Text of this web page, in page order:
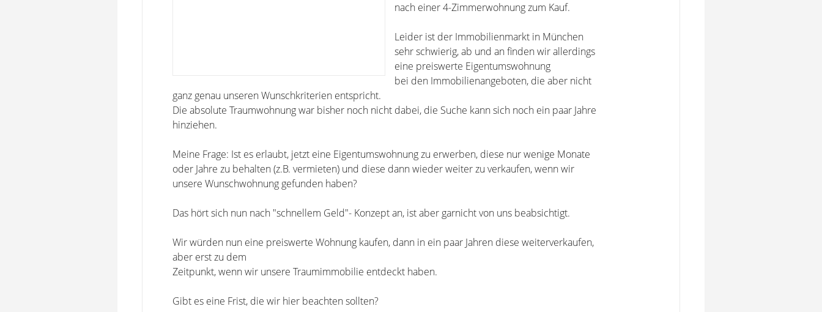
nach einer 4-Zimmerwohnung zum Kauf.
Leider ist der Immobilienmarkt in München
sehr schwierig, ab und an finden wir allerdings
eine preiswerte Eigentumswohnung
bei den Immobilienangeboten, die aber nicht
ganz genau unseren Wunschkriterien entspricht.
Die absolute Traumwohnung war bisher noch nicht dabei, die Suche kann sich noch ein paar Jahre
hinziehen.
Meine Frage: Ist es erlaubt, jetzt eine Eigentumswohnung zu erwerben, diese nur wenige Monate
oder Jahre zu behalten (z.B. vermieten) und diese dann wieder weiter zu verkaufen, wenn wir
unsere Wunschwohnung gefunden haben?
Das hört sich nun nach "schnellem Geld"- Konzept an, ist aber garnicht von uns beabsichtigt.
Wir würden nun eine preiswerte Wohnung kaufen, dann in ein paar Jahren diese weiterverkaufen,
aber erst zu dem
Zeitpunkt, wenn wir unsere Traumimmobilie entdeckt haben.
Gibt es eine Frist, die wir hier beachten sollten?